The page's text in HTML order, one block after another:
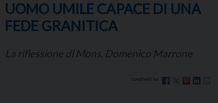
UOMO UMILE CAPACE DI UNA
FEDE GRANITICA
La riflessione di Mons. Domenico Marrone